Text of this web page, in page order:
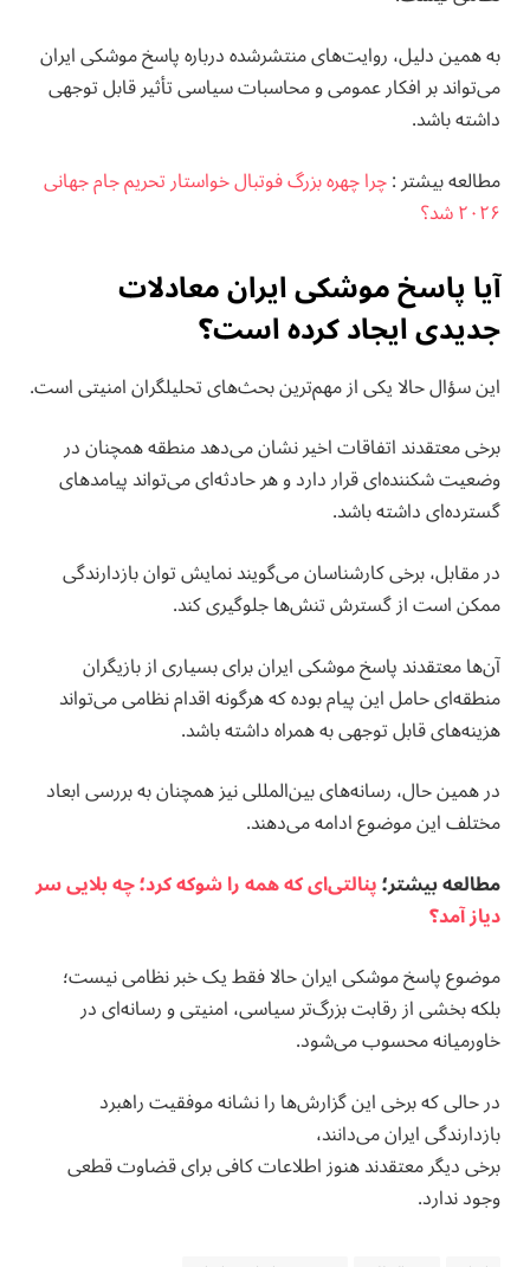
به همین دلیل، روایت‌های منتشرشده درباره پاسخ موشکی ایران
می‌تواند بر افکار عمومی و محاسبات سیاسی تأثیر قابل توجهی
داشته باشد.
مطالعه بيشتر :چرا چهره بزرگ فوتبال خواستار تحریم جام جهانی
۲۰۲۶ شد؟
آیا پاسخ موشکی ایران معادلات
جدیدی ایجاد کرده است؟
این سؤال حالا یکی از مهم‌ترین بحث‌های تحلیلگران امنیتی است.
برخی معتقدند اتفاقات اخیر نشان می‌دهد منطقه همچنان در
وضعیت شکننده‌ای قرار دارد و هر حادثه‌ای می‌تواند پیامدهای
گسترده‌ای داشته باشد.
در مقابل، برخی کارشناسان می‌گویند نمایش توان بازدارندگی
ممکن است از گسترش تنش‌ها جلوگیری کند.
آن‌ها معتقدند پاسخ موشکی ایران برای بسیاری از بازیگران
منطقه‌ای حامل این پیام بوده که هرگونه اقدام نظامی می‌تواند
هزینه‌های قابل توجهی به همراه داشته باشد.
در همین حال، رسانه‌های بین‌المللی نیز همچنان به بررسی ابعاد
مختلف این موضوع ادامه می‌دهند.
مطالعه بيشتر؛پنالتی‌ای که همه را شوکه کرد؛ چه بلایی سر
دیاز آمد؟
موضوع پاسخ موشکی ایران حالا فقط یک خبر نظامی نیست؛
بلکه بخشی از رقابت بزرگ‌تر سیاسی، امنیتی و رسانه‌ای در
خاورمیانه محسوب می‌شود.
در حالی که برخی این گزارش‌ها را نشانه موفقیت راهبرد
بازدارندگی ایران می‌دانند،
برخی دیگر معتقدند هنوز اطلاعات کافی برای قضاوت قطعی
وجود ندارد.